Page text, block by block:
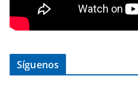
Síguenos